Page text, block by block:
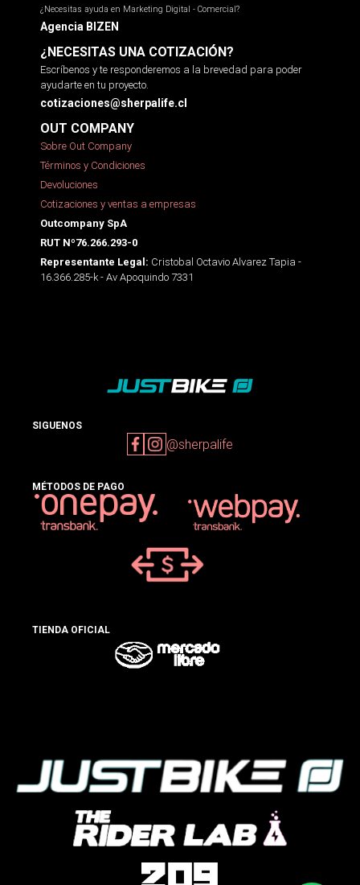
¿Necesitas ayuda en Marketing Digital - Comercial?
Agencia BIZEN
¿NECESITAS UNA COTIZACIÓN?
Escríbenos y te responderemos a la brevedad para poder
ayudarte en tu proyecto.
cotizaciones@sherpalife.cl
OUT COMPANY
Sobre Out Company
Términos y Condiciones
Devoluciones
Cotizaciones y ventas a empresas
Outcompany SpA
RUT Nº76.266.293-0
Representante Legal: Cristobal Octavio Alvarez Tapia -
16.366.285-k - Av Apoquindo 7331
SIGUENOS
@sherpalife
MÉTODOS DE PAGO
TIENDA OFICIAL